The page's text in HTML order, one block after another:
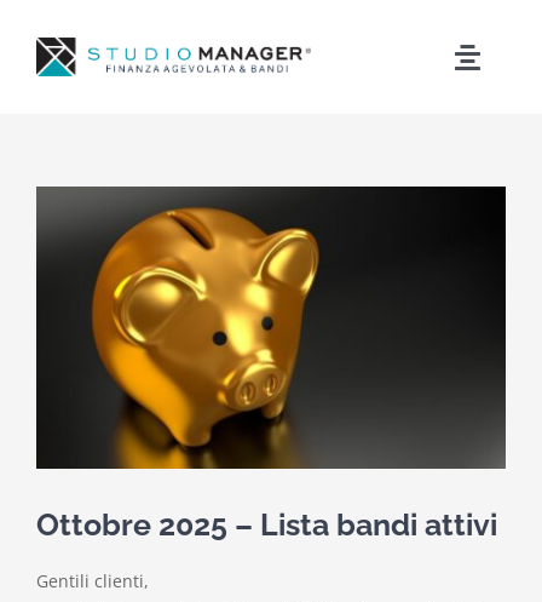
content
Toggle
Bandi
Contatti
Ottobre 2025 – Lista bandi attivi
Gentili clienti,